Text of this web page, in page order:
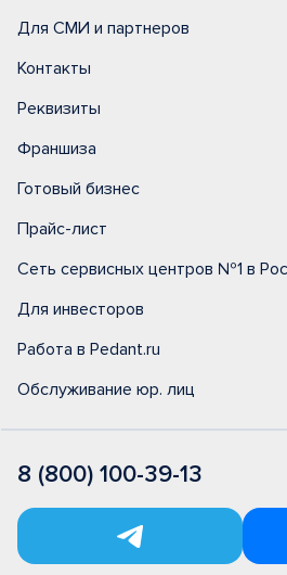
Для СМИ и партнеров
Контакты
Реквизиты
Франшиза
Готовый бизнес
Прайс-лист
Сеть сервисных центров №1 в
Для инвесторов
Работа в Pedant.ru
Обслуживание юр. лиц
8 (800) 100-39-13